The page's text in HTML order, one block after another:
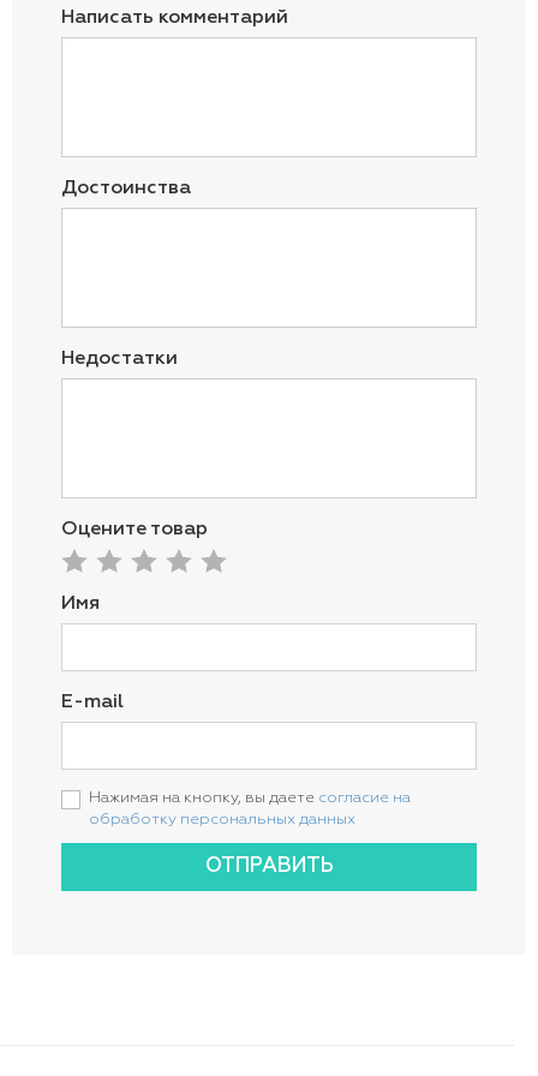
Написать комментарий
Достоинства
Недостатки
Оцените товар
Имя
E-mail
Нажимая на кнопку, вы даете согласие на
обработку персональных данных
ОТПРАВИТЬ